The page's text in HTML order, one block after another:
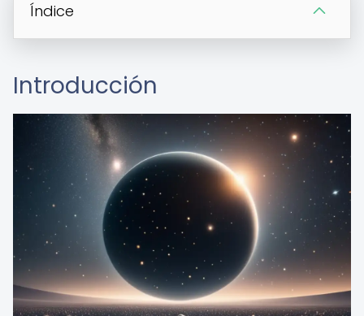
Índice
Introducción